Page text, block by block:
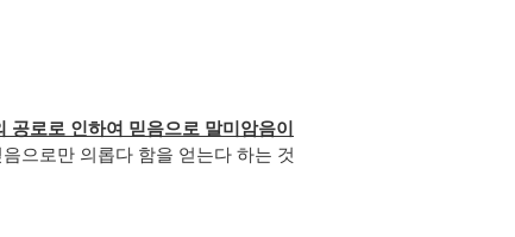
공로로 인하여 믿음으로 말미암음이
으로만 의롭다 함을 얻는다 하는 것